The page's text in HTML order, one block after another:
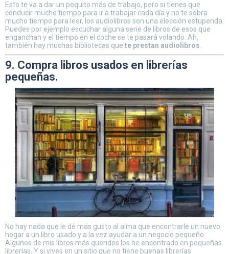
Esto te va a dar un poquito más de trabajo, pero si tienes que
conducir mucho tiempo para ir a trabajar cada día y no te sobra
mucho tiempo para leer, los audiolibros son una elección estupenda.
Puedes por ejemplo escuchar alguna serie de libros de esos que
enganchan y el tiempo en el coche se te pasará volando. Ah,
también hay muchas bibliotecas que te prestan audiolibros.
9. Compra libros usados en librerías
pequeñas.
No hay nada que le dé más gusto al alma que encontrarle un nuevo
hogar a un libro usado y a la vez ayudar a un negocio pequeño.
Algunos de mis libros más queridos los he encontrado en pequeñas
librerías. Y si vives en un sitio que no tiene buenas librerías